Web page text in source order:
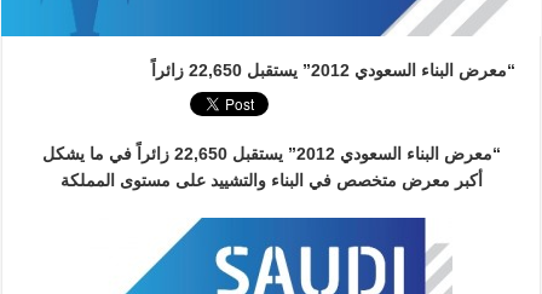
“معرض البناء السعودي 2012” يستقبل 22,650 زائراً
“معرض البناء السعودي 2012” يستقبل 22,650 زائراً في ما يشكل
أكبر معرض متخصص في البناء والتشييد على مستوى المملكة